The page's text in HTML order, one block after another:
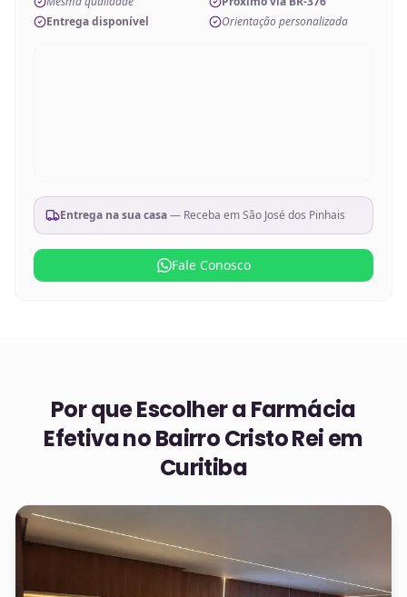
Entrega disponível
Orientação personalizada
Entrega na sua casa— Receba emSão José dos Pinhais
Fale Conosco
Por que Escolher a Farmácia
Efetiva noBairro Cristo Rei em
Curitiba